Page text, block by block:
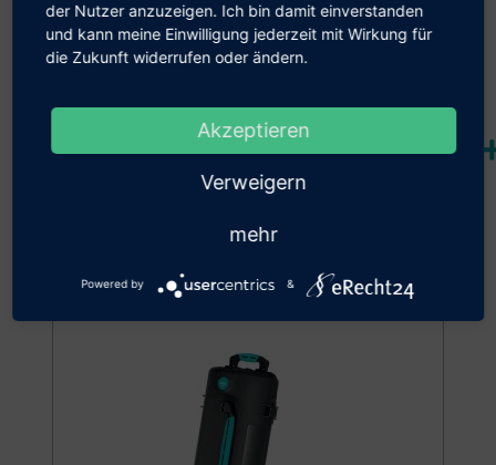
Anzahl:
Beschreibung und technische Details
Geschäfts­kunden.
nehmen, Gewerbe­treiben­de(r) oder als
Behörde einkaufe.
der Nutzer anzuzeigen. Ich bin damit einverstanden
und kann meine Einwilligung jederzeit mit Wirkung für
die Zukunft widerrufen oder ändern.
Akzeptieren
Verweigern
mehr
Powered by &